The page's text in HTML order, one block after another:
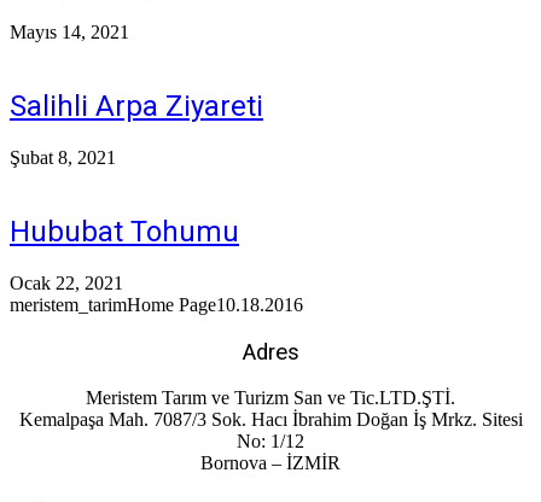
Mayıs 14, 2021
Salihli Arpa Ziyareti
Şubat 8, 2021
Hububat Tohumu
Ocak 22, 2021
meristem_tarimHome Page10.18.2016
Adres
Meristem Tarım ve Turizm San ve Tic.LTD.ŞTİ.
Kemalpaşa Mah. 7087/3 Sok. Hacı İbrahim Doğan İş Mrkz. Sitesi
No: 1/12
Bornova – İZMİR